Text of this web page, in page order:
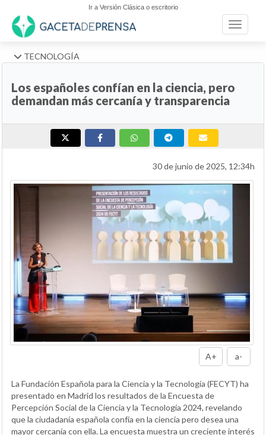
Ir a Versión Clásica o escritorio
Toggle
TECNOLOGÍA
Los españoles confían en la ciencia, pero
demandan más cercanía y transparencia
30 de junio de 2025, 12:34h
A+ a-
La Fundación Española para la Ciencia y la Tecnología (FECYT) ha
presentado en Madrid los resultados de la Encuesta de
Percepción Social de la Ciencia y la Tecnología 2024, revelando
que la ciudadanía española confía en la ciencia pero desea una
mayor cercanía con ella. La encuesta muestra un creciente interés